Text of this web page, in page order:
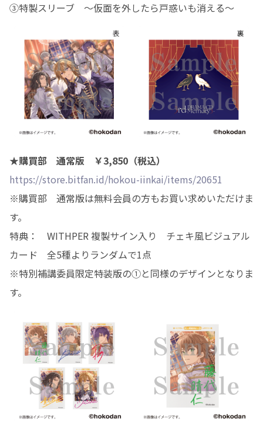
③特製スリーブ ～仮面を外したら戸惑いも消える～
★購買部 通常版 ￥3,850（税込）
https://store.bitfan.id/hokou-iinkai/items/20651
※購買部 通常版は無料会員の方もお買い求めいただけま
す。
特典： WITHPER 複製サイン入り チェキ風ビジュアル
カード 全5種よりランダムで1点
※特別補講委員限定特装版の①と同様のデザインとなりま
す。